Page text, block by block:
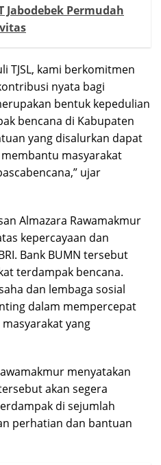
Jabodebek Permudah
TJSL, kami berkomitmen
nyata bagi
bentuk kepedulian
bencana di Kabupaten
yang disalurkan dapat
masyarakat
ujar
Almazara Rawamakmur
kepercayaan dan
Bank BUMN tersebut
terdampak bencana.
dan lembaga sosial
dalam mempercepat
yang
menyatakan
akan segera
di sejumlah
perhatian dan bantuan